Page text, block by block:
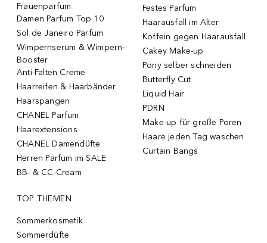
Frauenparfum
Damen Parfum Top 10
Sol de Janeiro Parfum
Wimpernserum & Wimpern-
Booster
Anti-Falten Creme
Haarreifen & Haarbänder
Haarspangen
CHANEL Parfum
Haarextensions
CHANEL Damendüfte
Herren Parfum im SALE
BB- & CC-Cream
Festes Parfum
Haarausfall im Alter
Koffein gegen Haarausfall
Cakey Make-up
Pony selber schneiden
Butterfly Cut
Liquid Hair
PDRN
Make-up für große Poren
Haare jeden Tag waschen
Curtain Bangs
TOP THEMEN
Sommerkosmetik
Sommerdüfte